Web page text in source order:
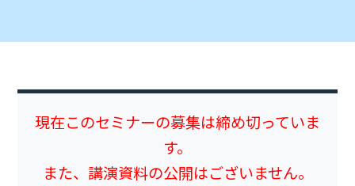
現在このセミナーの募集は締め切っていま
す。
また、講演資料の公開はございません。